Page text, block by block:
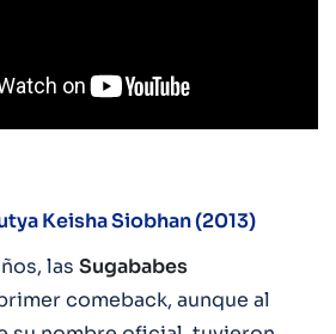
Keisha Siobhan (2013)
las Sugababes
comeback, aunque al